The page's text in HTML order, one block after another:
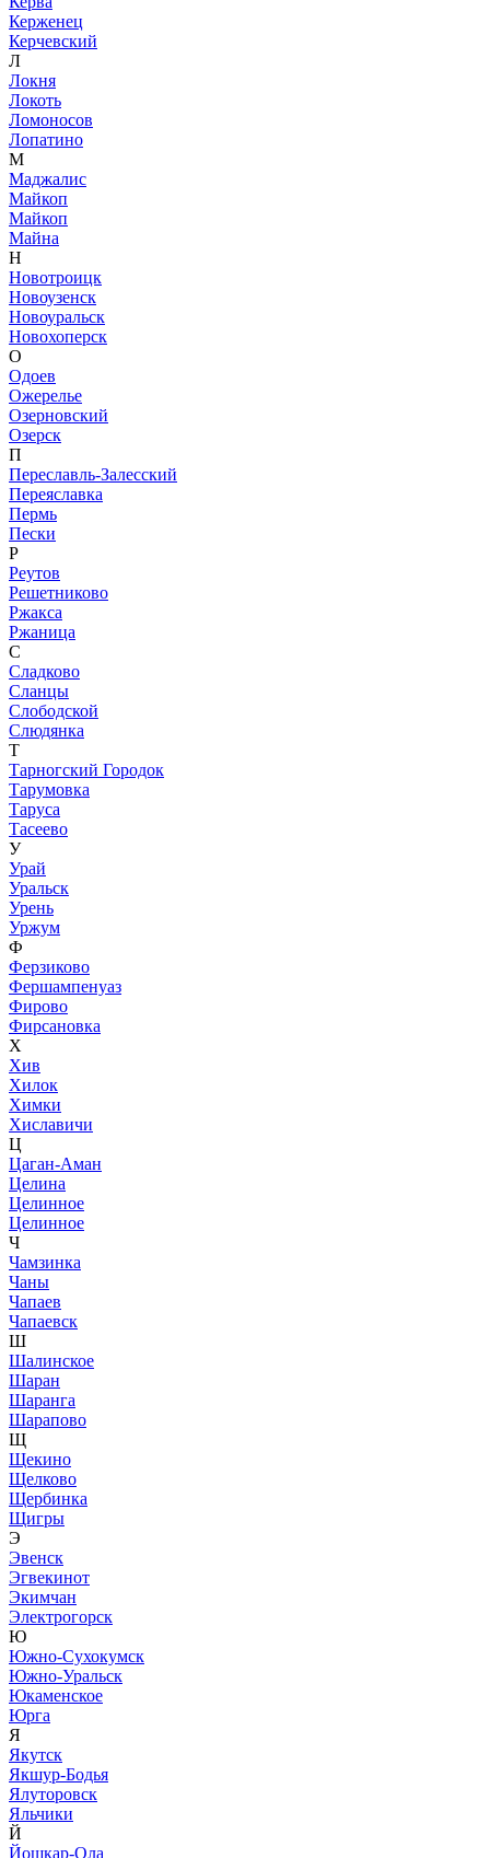
Керженец
Керчевский
Л
Локня
Локоть
Ломоносов
Лопатино
М
Маджалис
Майкоп
Майкоп
Майна
Н
Новотроицк
Новоузенск
Новоуральск
Новохоперск
О
Одоев
Ожерелье
Озерновский
Озерск
П
Переславль-Залесский
Переяславка
Пермь
Пески
Р
Реутов
Решетниково
Ржакса
Ржаница
С
Сладково
Сланцы
Слободской
Слюдянка
Т
Тарногский Городок
Тарумовка
Таруса
Тасеево
У
Урай
Уральск
Урень
Уржум
Ф
Ферзиково
Фершампенуаз
Фирово
Фирсановка
Х
Хив
Хилок
Химки
Хиславичи
Ц
Цаган-Аман
Целина
Целинное
Целинное
Ч
Чамзинка
Чаны
Чапаев
Чапаевск
Ш
Шалинское
Шаран
Шаранга
Шарапово
Щ
Щекино
Щелково
Щербинка
Щигры
Э
Эвенск
Эгвекинот
Экимчан
Электрогорск
Ю
Южно-Сухокумск
Южно-Уральск
Юкаменское
Юрга
Я
Якутск
Якшур-Бодья
Ялуторовск
Яльчики
Й
Йошкар-Ола